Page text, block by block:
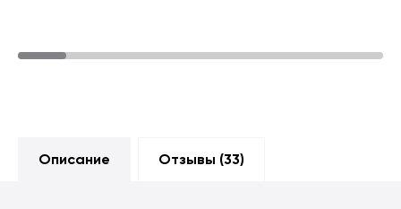
Описание Отзывы (33)